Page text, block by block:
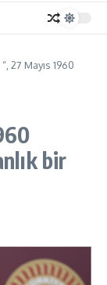
27 Mayıs 1960
bir